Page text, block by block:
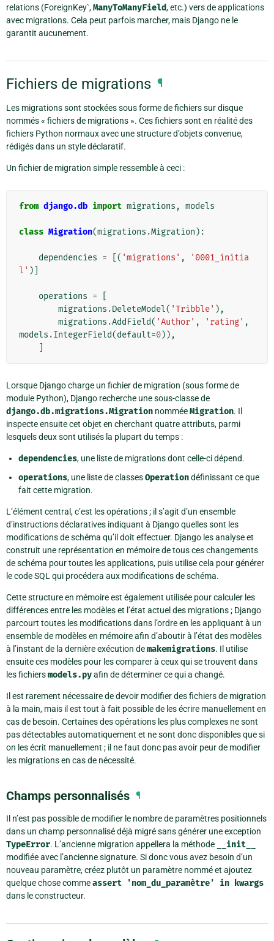
relations (ForeignKey`,ManyToManyField, etc.) vers de applications
avec migrations. Cela peut parfois marcher, mais Django ne le
garantit aucunement.
Fichiers de migrations ¶
Les migrations sont stockées sous forme de fichiers sur disque
nommés « fichiers de migrations ». Ces fichiers sont en réalité des
fichiers Python normaux avec une structure d’objets convenue,
rédigés dans un style déclaratif.
Un fichier de migration simple ressemble à ceci :
from django.db import migrations , models
class Migration(migrations .Migration ):
dependencies = [( 'migrations' ,
'0001_initia
l' )]
operations =
migrations .DeleteModel( 'Tribble' ),
migrations .AddField( 'Author' , 'rating' ,
models .IntegerField(default=0)),
Lorsque Django charge un fichier de migration (sous forme de
module Python), Django recherche une sous-classe de
django.db.migrations.Migration nomméeMigration. Il
inspecte ensuite cet objet en cherchant quatre attributs, parmi
lesquels deux sont utilisés la plupart du temps :
dependencies, une liste de migrations dont celle-ci dépend.
operations, une liste de classesOperationdéfinissant ce que
fait cette migration.
L’élément central, c’est les opérations ; il s’agit d’un ensemble
d’instructions déclaratives indiquant à Django quelles sont les
modifications de schéma qu’il doit effectuer. Django les analyse et
construit une représentation en mémoire de tous ces changements
de schéma pour toutes les applications, puis utilise cela pour générer
le code SQL qui procédera aux modifications de schéma.
Cette structure en mémoire est également utilisée pour calculer les
différences entre les modèles et l’état actuel des migrations ; Django
parcourt toutes les modifications dans l’ordre en les appliquant à un
ensemble de modèles en mémoire afin d’aboutir à l’état des modèles
à l’instant de la dernière exécution demakemigrations. Il utilise
ensuite ces modèles pour les comparer à ceux qui se trouvent dans
les fichiersmodels.pyafin de déterminer ce qui a changé.
Il est rarement nécessaire de devoir modifier des fichiers de migration
à la main, mais il est tout à fait possible de les écrire manuellement en
cas de besoin. Certaines des opérations les plus complexes ne sont
pas détectables automatiquement et ne sont donc disponibles que si
on les écrit manuellement ; il ne faut donc pas avoir peur de modifier
les migrations en cas de nécessité.
Champs personnalisés ¶
Il n’est pas possible de modifier le nombre de paramètres positionnels
dans un champ personnalisé déjà migré sans générer une exception
TypeError. L’ancienne migration appellera la méthode __init__
modifiée avec l’ancienne signature. Si donc vous avez besoin d’un
nouveau paramètre, créez plutôt un paramètre nommé et ajoutez
quelque chose commeassert 'nom_du_paramètre' in kwargs
dans le constructeur.